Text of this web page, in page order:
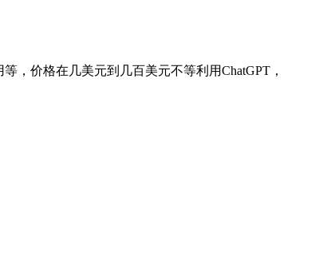
，价格在几美元到几百美元不等利用ChatGPT，